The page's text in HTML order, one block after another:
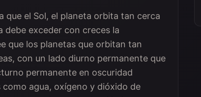
que el Sol, el planeta orbita tan cerca
debe exceder con creces la
que los planetas que orbitan tan
con un lado diurno permanente que
permanente en oscuridad
agua, oxígeno y dióxido de